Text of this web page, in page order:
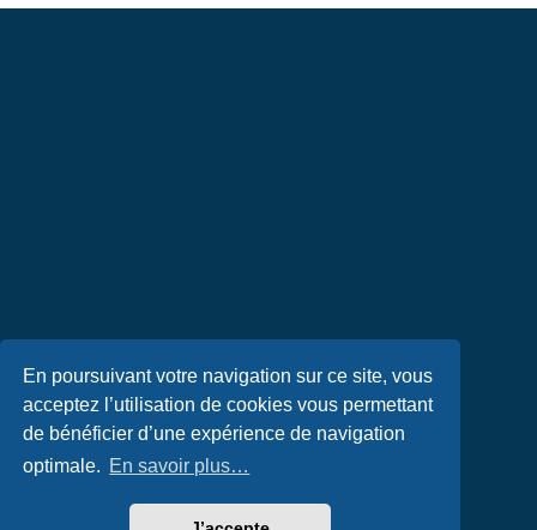
En poursuivant votre navigation sur ce site, vous
acceptez l’utilisation de cookies vous permettant
de bénéficier d’une expérience de navigation
optimale. En savoir plus…